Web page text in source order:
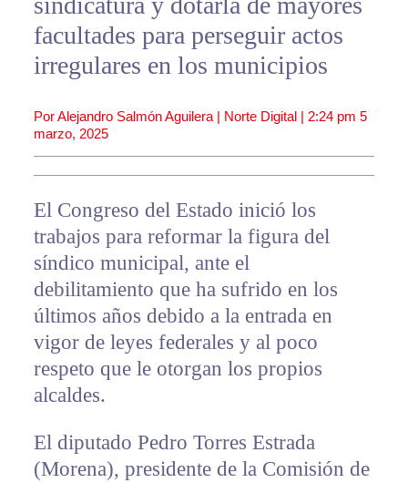
facultades para perseguir actos
irregulares en los municipios
Por Alejandro Salmón Aguilera | Norte Digital | 2:24 pm 5
marzo, 2025
El Congreso del Estado inició los
trabajos para reformar la figura del
síndico municipal, ante el
debilitamiento que ha sufrido en los
últimos años debido a la entrada en
vigor de leyes federales y al poco
respeto que le otorgan los propios
alcaldes.
El diputado Pedro Torres Estrada
(Morena), presidente de la Comisión de